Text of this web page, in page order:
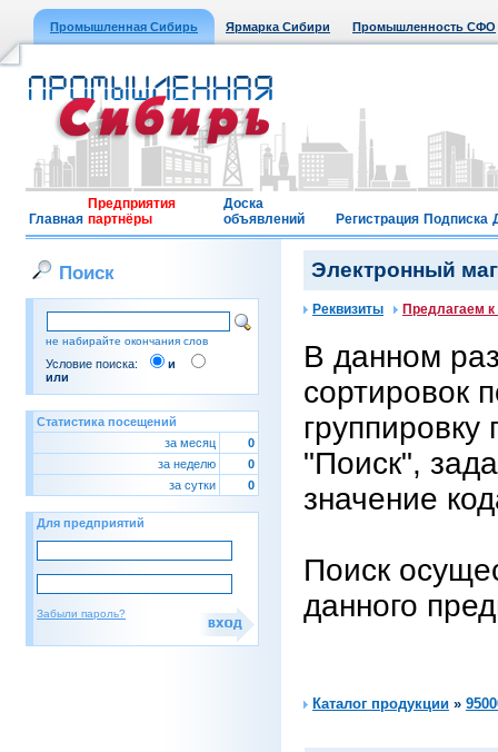
Промышленная Сибирь Ярмарка Сибири Промышленность СФО
Главная
Предприятия
партнёры
Доска
объявлений
Регистрация Подписка
Поиск
не набирайте окончания слов
Условие поиска:
и
или
Статистика посещений
за месяц
0
за неделю
0
за сутки
0
Для предприятий
Забыли пароль?
Электронный
Реквизиты Предлагаем
В данном
сортировок
"Поиск",
значение
Поиск
данного
Каталог продукции »